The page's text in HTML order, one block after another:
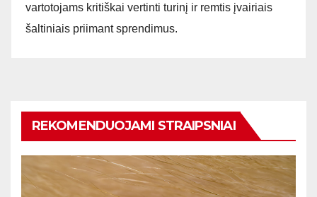
vartotojams kritiškai vertinti turinį ir remtis įvairiais
šaltiniais priimant sprendimus.
REKOMENDUOJAMI STRAIPSNIAI